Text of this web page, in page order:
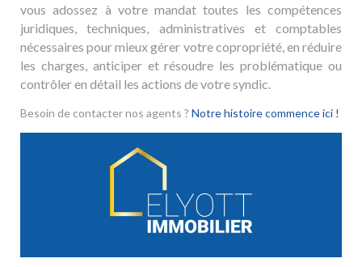
vous adossez à votre mandat toutes les compétences
juridiques, techniques, administratives et comptables
nécessaires pour mieux gérer votre copropriété, en réduire
les charges, anticiper et résoudre les problématique ou
contrôler en détail les actions de votre syndic.
Besoin de contacter nos agents ? Notre histoire commence ici !